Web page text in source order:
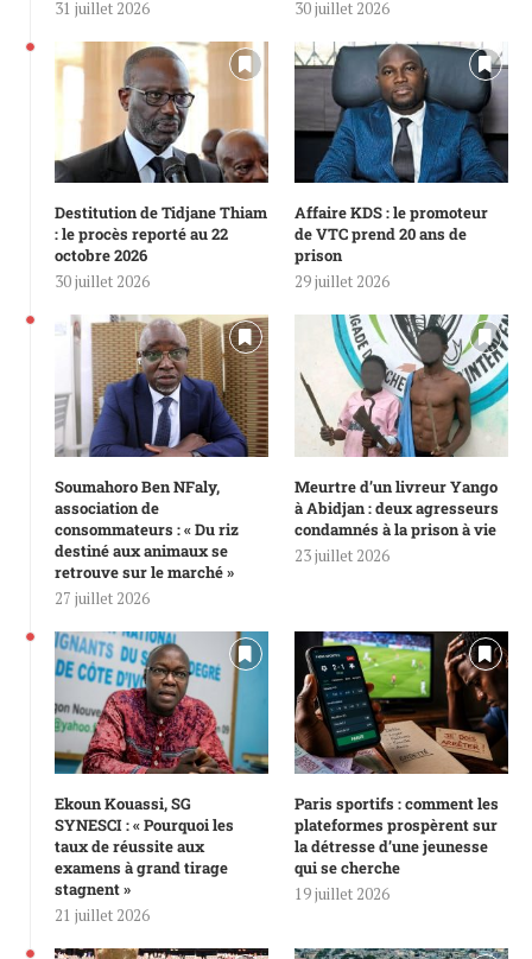
31 juillet 2026
30 juillet 2026
Destitution de Tidjane Thiam
: le procès reporté au 22
octobre 2026
30 juillet 2026
Affaire KDS : le promoteur
de VTC prend 20 ans de
prison
29 juillet 2026
Soumahoro Ben NFaly,
association de
consommateurs : « Du riz
destiné aux animaux se
retrouve sur le marché »
27 juillet 2026
Meurtre d’un livreur Yango
à Abidjan : deux agresseurs
condamnés à la prison à vie
23 juillet 2026
Ekoun Kouassi, SG
SYNESCI : « Pourquoi les
taux de réussite aux
examens à grand tirage
stagnent »
21 juillet 2026
Paris sportifs : comment les
plateformes prospèrent sur
la détresse d’une jeunesse
qui se cherche
19 juillet 2026